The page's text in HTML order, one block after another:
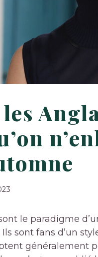
le paradigme
Ils sont fans d’un
généralement